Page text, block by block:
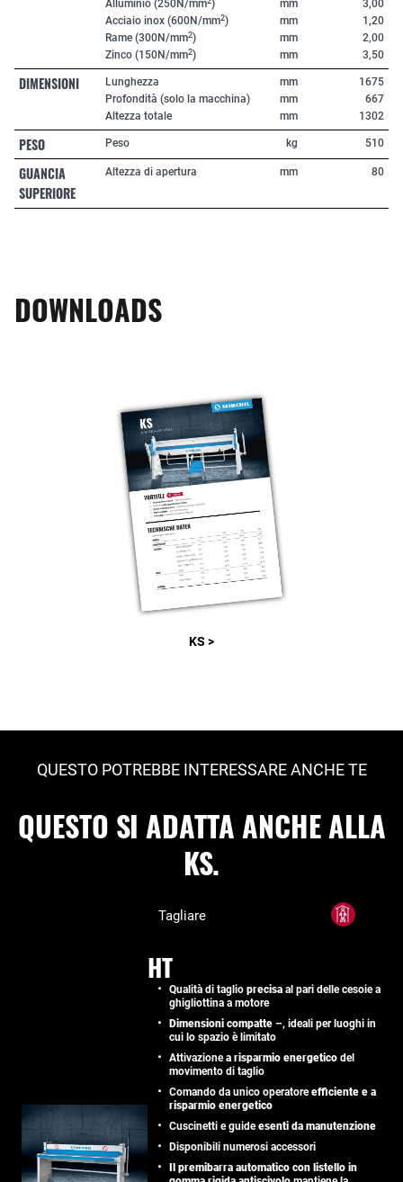
Alluminio (250N/mm )
Acciaio inox (600N/mm2)
Rame (300N/mm2)
Zinco (150N/mm2)
mm
mm
mm
mm
3,00
1,20
2,00
3,50
DIMENSIONI
Lunghezza
Profondità (solo la macchina)
Altezza totale
mm
mm
mm
1675
667
1302
PESO Peso kg 510
GUANCIA
SUPERIORE
Altezza di apertura mm 80
DOWNLOADS
KS >
QUESTO POTREBBE INTERESSARE ANCHE TE
QUESTO SI ADATTA ANCHE ALLA
KS.
Tagliare
HT
Qualità di taglio precisa al pari delle cesoie a
ghigliottina a motore
Dimensioni compatte –, ideali per luoghi in
cui lo spazio è limitato
Attivazionea risparmio energetico del
movimento di taglio
Comando da unico operatoreefficiente e a
risparmio energetico
Cuscinetti e guideesenti da manutenzione
Disponibili numerosi accessori
Il premibarra automatico con listello in